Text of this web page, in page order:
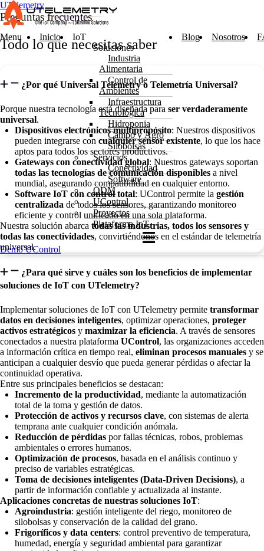
UTelemetry
Menu Inicio
IoT
Soluciones
Industria
Alimentaria
Control de
Ambientes
Infraestructura
Tecnológica
Hidroponia
Campo y Agro
Silobolsas
Servicios
Conectividad
Software
ODM
UControl
Proyectos
Plataforma IoT
Blog Nosotros
Demo UControl
Preguntas frecuentes
Todo lo que necesitas saber
¿Por qué Universal Telemetry o Telemetría Universal?
Porque nuestra tecnología está diseñada para ser verdaderamente
universal.
Dispositivos electrónicos multipropósito: Nuestros dispositivos
pueden integrarse con cualquier sensor existente, lo que los hace
aptos para todos los sectores productivos.
Gateways con conectividad global: Nuestros gateways soportan
todas las tecnologías de comunicación disponibles a nivel
mundial, asegurando compatibilidad en cualquier entorno.
Software IoT con control total: UControl permite la gestión
centralizada de todos los sensores, garantizando monitoreo
eficiente y control unificado en una sola plataforma.
Nuestra solución abarca todas las industrias, todos los sensores y
todas las conectividades, convirtiéndonos en el estándar de telemetría
universal.
¿Para qué sirve y cuáles son los beneficios de implementar
soluciones de IoT con UTelemetry?
Implementar soluciones de IoT con UTelemetry permite transformar
datos en decisiones inteligentes, optimizar operaciones, proteger
activos estratégicos y maximizar la eficiencia. A través de sensores
conectados a nuestra plataforma UControl, las organizaciones acceden
a información crítica en tiempo real, eliminan procesos manuales y se
anticipan a cualquier desvío que pueda generar pérdidas o afectar la
continuidad operativa.
Entre sus principales beneficios se destacan:
Incremento de la productividad, mediante la automatización
total de la toma y gestión de datos.
Protección de activos y recursos clave, con sistemas de alerta
temprana ante cualquier condición anómala.
Reducción de pérdidas por fallas técnicas, robos, problemas
ambientales o errores humanos.
Optimización de procesos, basada en el análisis continuo y
preciso de variables estratégicas.
Toma de decisiones inteligentes (Data-Driven Decisions), a
partir de información confiable y actualizada al instante.
Aplicaciones concretas de nuestras soluciones IoT:
Agroindustria: gestión inteligente del riego, monitoreo de
silobolsas y conservación de la calidad del grano.
Frigoríficos y data centers: control preventivo de temperatura,
humedad, energía y seguridad ambiental para garantizar